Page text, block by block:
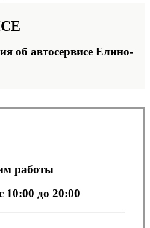
об автосервисе Елино-
работы
10:00 до 20:00